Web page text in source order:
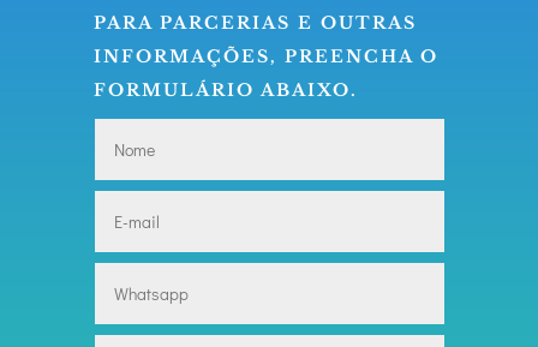
PARA PARCERIAS E OUTRAS
INFORMAÇÕES, PREENCHA O
FORMULÁRIO ABAIXO.